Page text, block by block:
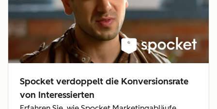
Spocket verdoppelt die Konversionsrate
von Interessierten